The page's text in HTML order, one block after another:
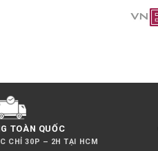
TOÀN QUỐC
CHỈ 30P – 2H TẠI HCM